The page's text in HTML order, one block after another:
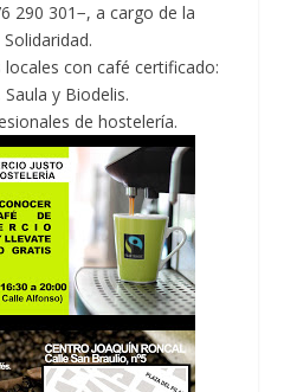
290 301−, a cargo de la
con café certificado:
y Biodelis.
de hostelería.